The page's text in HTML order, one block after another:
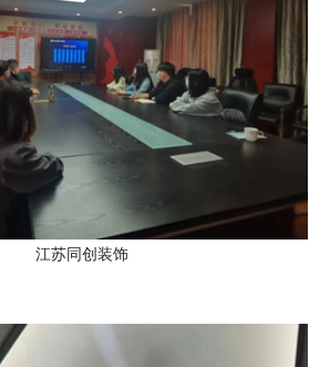
江苏同创装饰